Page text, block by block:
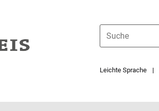
Leichte Sprache